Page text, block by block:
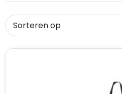
Werelddierendag
ThuleCustom paraplu